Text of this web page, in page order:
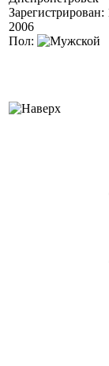
2006
Пол: